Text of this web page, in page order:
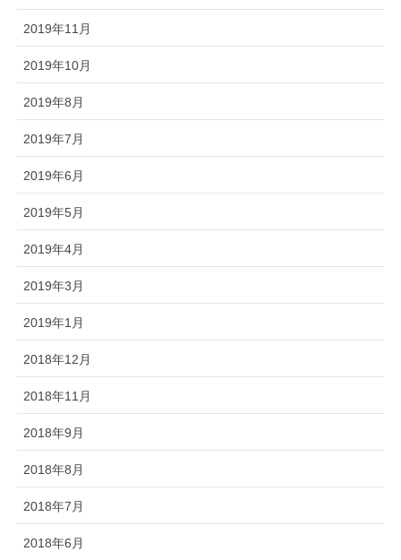
2019年11月
2019年10月
2019年8月
2019年7月
2019年6月
2019年5月
2019年4月
2019年3月
2019年1月
2018年12月
2018年11月
2018年9月
2018年8月
2018年7月
2018年6月